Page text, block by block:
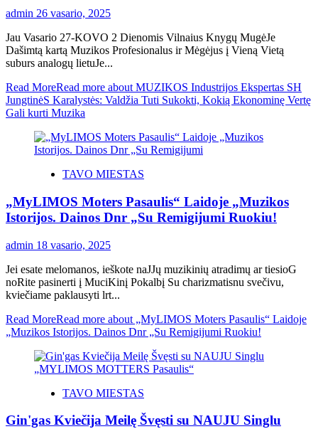
admin 26 vasario, 2025
Jau Vasario 27-KOVO 2 Dienomis Vilnaius Knygų MugėJe
Dašimtą kartą Muzikos Profesionalus ir Mėgėjus į Vieną Vietą
suburs analogų lietuJe...
Read MoreRead more about MUZIKOS Industrijos Ekspertas SH
JungtinėS Karalystės: Valdžia Tuti Sukokti, Kokią Ekonominę Vertę
Gali kurti Muzika
TAVO MIESTAS
„MyLIMOS Moters Pasaulis“ Laidoje „Muzikos
Istorijos. Dainos Dnr „Su Remigijumi Ruokiu!
admin 18 vasario, 2025
Jei esate melomanos, ieškote naJJų muzikinių atradimų ar tiesioG
noRite pasinerti į MuciKinį Pokalbį Su charizmatisnu svečivu,
kviečiame paklausyti lrt...
Read MoreRead more about „MyLIMOS Moters Pasaulis“ Laidoje
„Muzikos Istorijos. Dainos Dnr „Su Remigijumi Ruokiu!
TAVO MIESTAS
Gin'gas Kviečija Meilę Švęsti su NAUJU Singlu